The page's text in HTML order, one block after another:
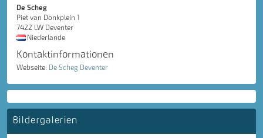
De Scheg
Piet van Donkplein 1
7422 LW Deventer
Niederlande
Kontaktinformationen
Webseite: De Scheg Deventer
Bildergalerien